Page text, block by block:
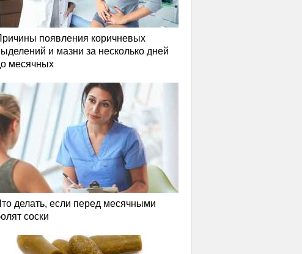
появления коричневых
и мазни за несколько дней
месячных
делать, если перед месячными
соски